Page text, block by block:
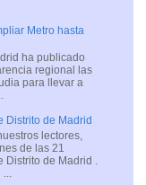
Metro hasta
ha publicado
regional las
para llevar a
Distrito de Madrid
lectores,
de las 21
de Madrid .